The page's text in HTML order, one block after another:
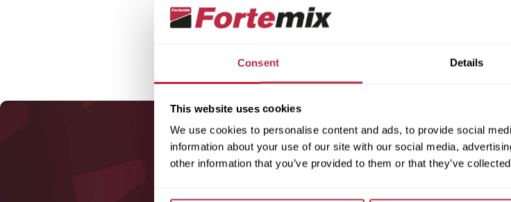
Consent Details
This website uses cookies
We use cookies to personalise content and ads, to provide social
information about your use of our site with our social media,
other information that you’ve provided to them or that they’ve